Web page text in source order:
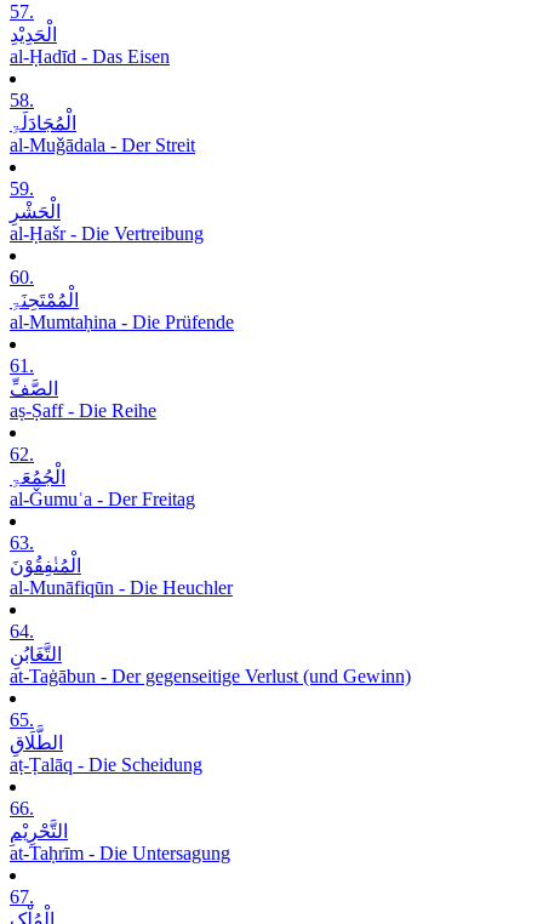
57.
الْحَدِیْدِ
al-Ḥadīd - Das Eisen
58.
الْمُجَادَلَۃِ
al-Muǧādala - Der Streit
59.
الْحَشْرِ
al-Ḥašr - Die Vertreibung
60.
الْمُمْتَحِنَۃِ
al-Mumtaḥina - Die Prüfende
61.
الصَّفِّ
aṣ-Ṣaff - Die Reihe
62.
الْجُمُعَۃِ
al-Ǧumuʿa - Der Freitag
63.
الْمُنٰفِقُوْنَ
al-Munāfiqūn - Die Heuchler
64.
التَّغَابُنِ
at-Taġābun - Der gegenseitige Verlust (und Gewinn)
65.
الطَّلَاقِ
aṭ-Ṭalāq - Die Scheidung
66.
التَّحْرِیْمِ
at-Taḥrīm - Die Untersagung
67.